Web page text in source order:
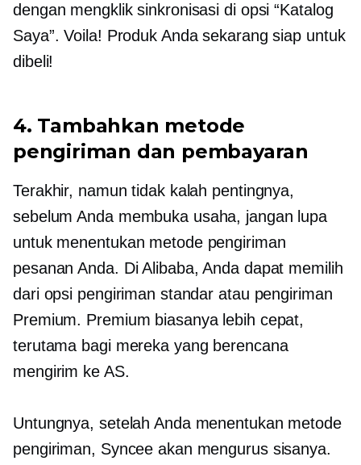
dengan mengklik sinkronisasi di opsi “Katalog
Saya”. Voila! Produk Anda sekarang siap untuk
dibeli!
4. Tambahkan metode
pengiriman dan pembayaran
Terakhir, namun tidak kalah pentingnya,
sebelum Anda membuka usaha, jangan lupa
untuk menentukan metode pengiriman
pesanan Anda. Di Alibaba, Anda dapat memilih
dari opsi pengiriman standar atau pengiriman
Premium. Premium biasanya lebih cepat,
terutama bagi mereka yang berencana
mengirim ke AS.
Untungnya, setelah Anda menentukan metode
pengiriman, Syncee akan mengurus sisanya.